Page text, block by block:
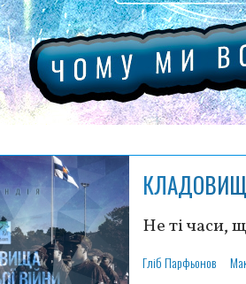
Не ті часи,
Гліб Парфьонов